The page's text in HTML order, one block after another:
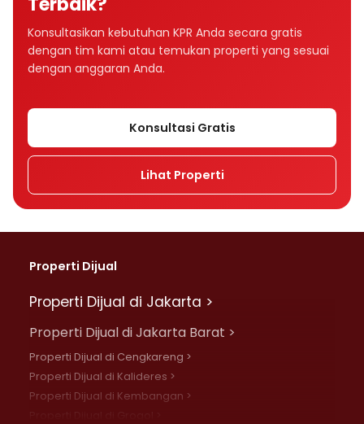
Konsultasikan kebutuhan KPR Anda secara gratis
dengan tim kami atau temukan properti yang sesuai
dengan anggaran Anda.
Konsultasi Gratis
Lihat Properti
Properti Dijual
Properti Dijual di Jakarta >
Properti Dijual di Jakarta Barat >
Properti Dijual di Cengkareng >
Properti Dijual di Kalideres >
Properti Dijual di Kembangan >